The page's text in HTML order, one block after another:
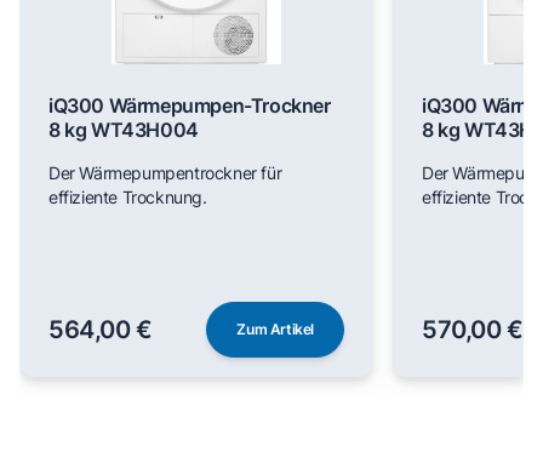
iQ300 Wärmepumpen-Trockner
8 kg WT43H004
Der Wärmepumpentrockner für
effiziente Trocknung.
564,00 € Zum Artikel
iQ300
8 kg
Der
effiziente
570,00 €